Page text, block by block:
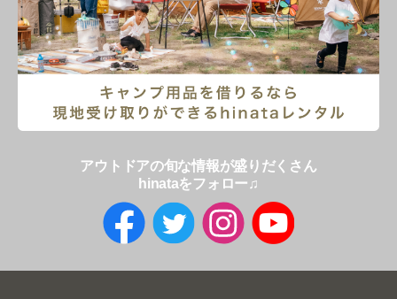
アウトドアの旬な情報が盛りだくさん
hinataをフォロー♫